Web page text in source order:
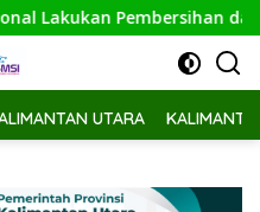
Pembersihan dan
UTARA